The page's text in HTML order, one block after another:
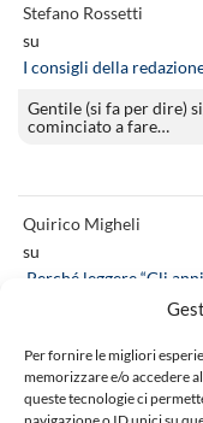
Per fornire le migliori
memorizzare e/o accedere
queste tecnologie ci
Stefano Rossetti
su
I consigli della
Gentile (si fa per dire)
cominciato a fare…
Quirico Migheli
su
Perché leggere “Gli
complimenti per la